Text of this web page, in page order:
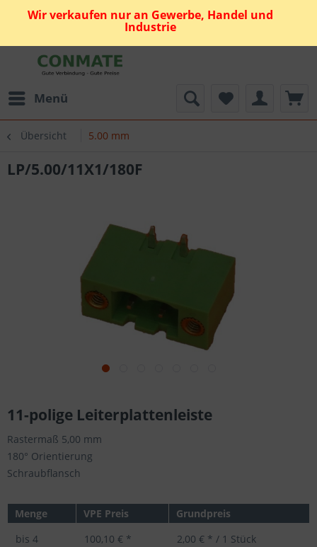
Wir verkaufen nur an Gewerbe, Handel und
Industrie
Menü
Übersicht 5.00 mm
LP/5.00/11X1/180F
11-polige Leiterplattenleiste
Rastermaß 5,00 mm
180° Orientierung
Schraubflansch
Menge VPE Preis
Grundpreis
bis 4 100,10 € * 2,00 € * / 1 Stück